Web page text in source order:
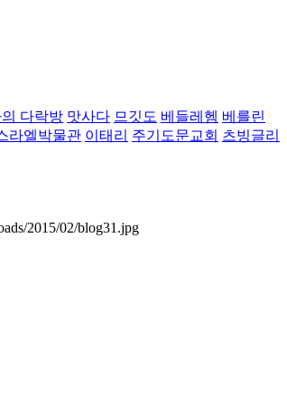
다락방 맛사다 므깃도 베들레헴 베를린
라엘박물관 이태리 주기도문교회 츠빙글리
2015/02/blog31.jpg